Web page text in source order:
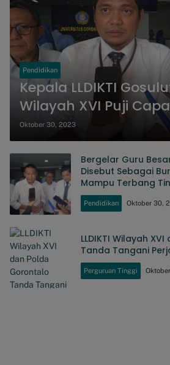
Pendidikan
Kepala LLDIKTI
Wilayah XVI Puji
Rustam Hs. Akili
Oktober 30, 2023
Bergelar Guru
Disebut Sebagai
Mampu Terbang
Pendidikan
Pendidikan Oktober 30,
LLDIKTI Wilayah
Tanda Tangani
Perguruan Tinggi